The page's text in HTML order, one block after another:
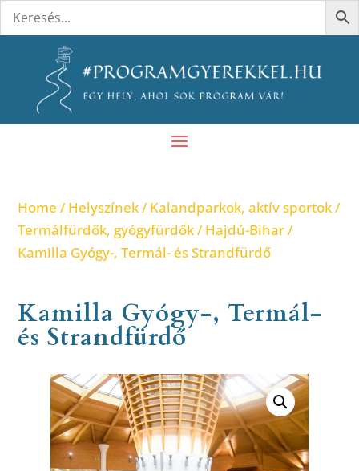
Home /Helyszínek/Kalandparkok, aktív sportok/
Termálfürdők, gyógyfürdők/Hajdú-Bihar/
Kamilla Gyógy-, Termál- és Strandfürdő
Kamilla Gyógy-, Termál-
és Strandfürdő